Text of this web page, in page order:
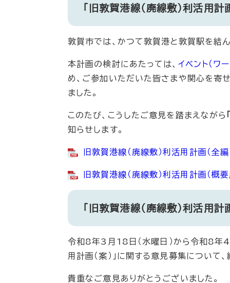
「旧敦賀港線（廃線敷）利活用
敦賀市では、かつて敦賀港と敦賀駅を結
本計画の検討にあたっては、 イベント（ワ
め、ご参加いただいた皆さまや関心を寄
ました。
このたび、こうしたご意見を踏まえながら
知らせします。​
旧敦賀港線（廃線敷）利活用計画（
旧敦賀港線（廃線敷）利活用計画（
「旧敦賀港線（廃線敷）利活用
令和8年3月18日（水曜日）から令和8年4
用計画（案）」​に関する意見募集について
貴重なご意見ありがとうございました。